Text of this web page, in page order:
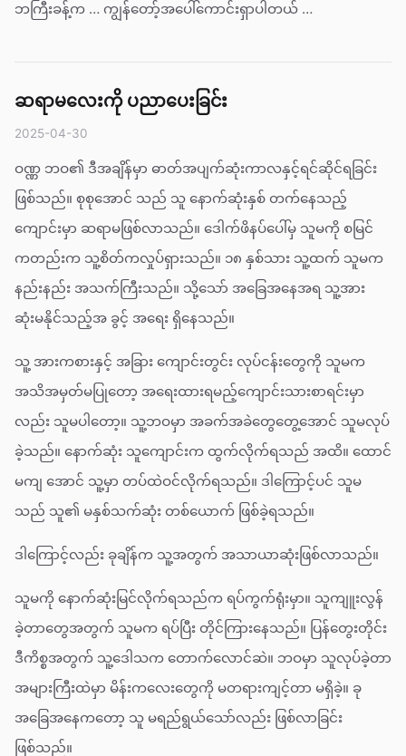
ဘကြီးခန့်က … ကျွန်တော့်အပေါ်ကောင်းရှာပါတယ် …
ဆရာမလေးကို ပညာပေးခြင်း
2025-04-30
ဝဏ္ဏ ဘဝ၏ ဒီအချိန်မှာ ဓာတ်အပျက်ဆုံးကာလနှင့်ရင်ဆိုင်ရခြင်း
ဖြစ်သည်။ စုစုအောင် သည် သူ နောက်ဆုံးနှစ် တက်နေသည့်
ကျောင်းမှာ ဆရာမဖြစ်လာသည်။ ဒေါက်ဖိနပ်ပေါ်မှ သူမကို စမြင်
ကတည်းက သူ့စိတ်ကလှုပ်ရှားသည်။ ၁၈ နှစ်သား သူ့ထက် သူမက
နည်းနည်း အသက်ကြီးသည်။ သို့သော် အခြေအနေအရ သူ့အား
ဆုံးမနိုင်သည့်အ ခွင့် အရေး ရှိနေသည်။
သူ့ အားကစားနှင့် အခြား ကျောင်းတွင်း လုပ်ငန်းတွေကို သူမက
အသိအမှတ်မပြုတော့ အရေးထားရမည့်ကျောင်းသားစာရင်းမှာ
လည်း သူမပါတော့။ သူ့ဘဝမှာ အခက်အခဲတွေတွေ့အောင် သူမလုပ်
ခဲ့သည်။ နောက်ဆုံး သူကျောင်းက ထွက်လိုက်ရသည် အထိ။ ထောင်
မကျ အောင် သူ့မှာ တပ်ထဲဝင်လိုက်ရသည်။ ဒါကြောင့်ပင် သူမ
သည် သူ၏ မနှစ်သက်ဆုံး တစ်ယောက် ဖြစ်ခဲ့ရသည်။
ဒါကြောင့်လည်း ခုချိန်က သူ့အတွက် အသာယာဆုံးဖြစ်လာသည်။
သူမကို နောက်ဆုံးမြင်လိုက်ရသည်က ရပ်ကွက်ရုံးမှာ။ သူကျူးလွန်
ခဲ့တာတွေအတွက် သူမက ရပ်ပြီး တိုင်ကြားနေသည်။ ပြန်တွေးတိုင်း
ဒီကိစ္စအတွက် သူ့ဒေါသက တောက်လောင်ဆဲ။ ဘဝမှာ သူလုပ်ခဲ့တာ
အများကြီးထဲမှာ မိန်းကလေးတွေကို မတရားကျင့်တာ မရှိခဲ့။ ခု
အခြေအနေကတော့ သူ မရည်ရွယ်သော်လည်း ဖြစ်လာခြင်း
ဖြစ်သည်။